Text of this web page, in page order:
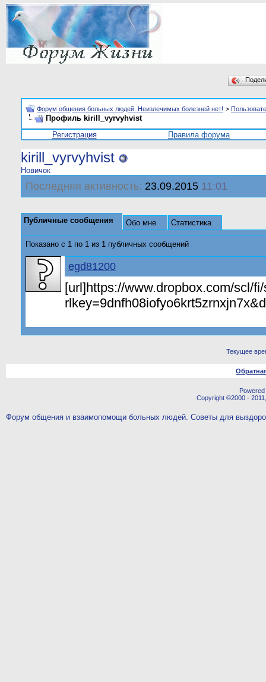
Форум общения больных людей. Неизлечимых болезней нет! >
Профиль kirill_vyrvyhvist
Регистрация
Правила форума
kirill_vyrvyhvist
Новичок
Последняя активность: 23.09.2015 11:01
Публичные сообщения Обо мне Статистика
Показано с 1 по 1 из 1 публичных сообщений
egd81200
[url]https://www.dropbox.com/scl/
Текущее
Copyright ©2000 -
Форум общения и взаимопомощи больных людей. Советы для